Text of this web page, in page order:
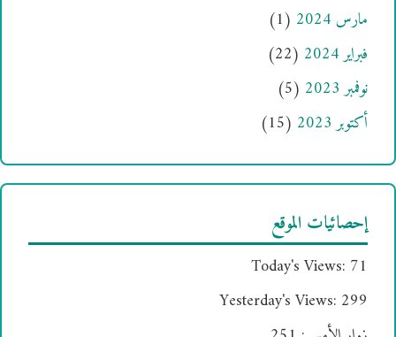
مارس 2024
(1)
فبراير 2024
(22)
نوفمبر 2023
(5)
أكتوبر 2023
(15)
إحصائيات الموقع
Today's Views: 71
Yesterday's Views: 299